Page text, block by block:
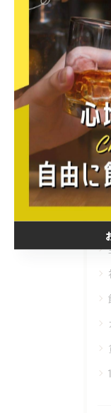
ニエルシングル
< 前のページ